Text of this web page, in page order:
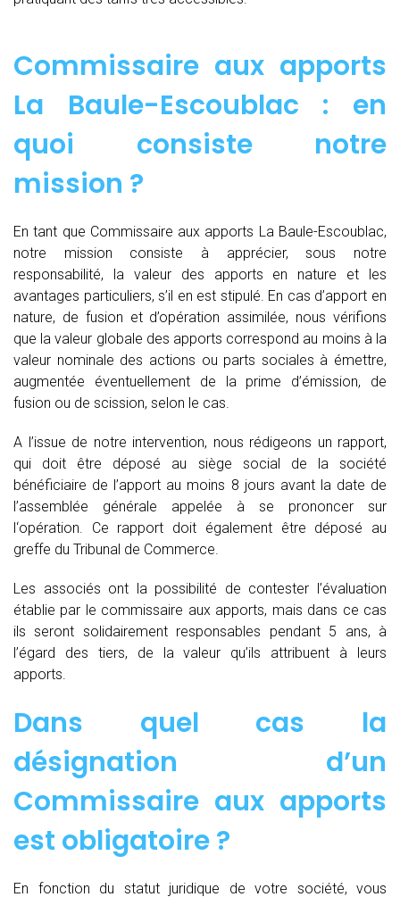
Commissaire aux apports
La Baule-Escoublac : en
quoi consiste notre
mission ?
En tant que Commissaire aux apports La Baule-Escoublac,
notre mission consiste à apprécier, sous notre
responsabilité, la valeur des apports en nature et les
avantages particuliers, s’il en est stipulé. En cas d’apport en
nature, de fusion et d’opération assimilée, nous vérifions
que la valeur globale des apports correspond au moins à la
valeur nominale des actions ou parts sociales à émettre,
augmentée éventuellement de la prime d’émission, de
fusion ou de scission, selon le cas.
A l’issue de notre intervention, nous rédigeons un rapport,
qui doit être déposé au siège social de la société
bénéficiaire de l’apport au moins 8 jours avant la date de
l’assemblée générale appelée à se prononcer sur
l‘opération. Ce rapport doit également être déposé au
greffe du Tribunal de Commerce.
Les associés ont la possibilité de contester l’évaluation
établie par le commissaire aux apports, mais dans ce cas
ils seront solidairement responsables pendant 5 ans, à
l’égard des tiers, de la valeur qu’ils attribuent à leurs
apports.
Dans quel cas la
désignation d’un
Commissaire aux apports
est obligatoire ?
En fonction du statut juridique de votre société, vous